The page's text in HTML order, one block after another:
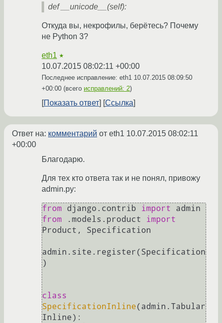
def __unicode__(self):
Откуда вы, некрофилы, берётесь? Почему
не Python 3?
eth1 ★
10.07.2015 08:02:11 +00:00
Последнее исправление: eth1 10.07.2015 08:09:50
+00:00 (всего исправлений: 2)
Показать ответ Ссылка
Ответ на: комментарий от eth1 10.07.2015 08:02:11
+00:00
Благодарю.
Для тех кто ответа так и не понял, привожу
admin.py:
from django.contrib import
from .models.product import
Product, Specification
admin.site.register(Specification
)
class
SpecificationInline(admin.Tabular
Inline):